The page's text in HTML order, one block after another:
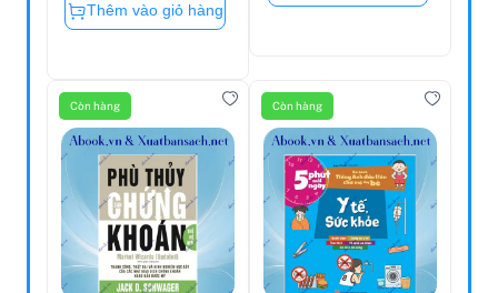
Thêm vào giỏ hàng
Còn hàng Còn hàng